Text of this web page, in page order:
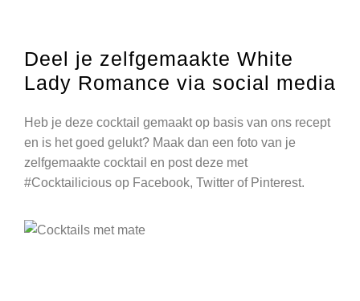
Deel je zelfgemaakte White
Lady Romance via social media
Heb je deze cocktail gemaakt op basis van ons recept
en is het goed gelukt? Maak dan een foto van je
zelfgemaakte cocktail en post deze met
#Cocktailicious op Facebook, Twitter of Pinterest.